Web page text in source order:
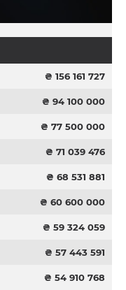
₴ 156 161 727
₴ 94 100 000
₴ 77 500 000
₴ 71 039 476
₴ 68 531 881
₴ 60 600 000
₴ 59 324 059
₴ 57 443 591
₴ 54 910 768